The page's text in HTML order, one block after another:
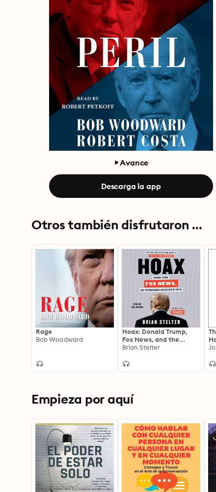
Avance
Descarga la app
Otros también disfrutaron ...
Rage
Bob Woodward
Hoax: Donald Trump,
Fox News, and the
Dangerous Distortion of
Brian Stelter
Empieza por aquí